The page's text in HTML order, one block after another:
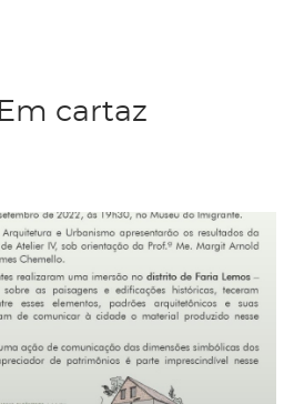
Em cartaz